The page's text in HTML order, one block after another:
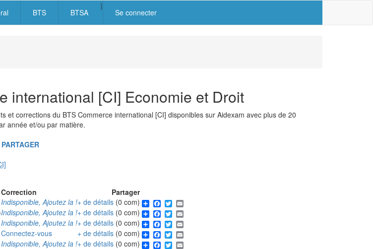
BTS BTSA
|
Se connecter
international [CI] Economie et Droit
et corrections du BTS Commerce international [CI] disponibles sur Aidexam avec plus de 20
année et/ou par matière.
PARTAGER
Correction
Partager
Indisponible, Ajoutez la !+ de détails (0 com) ShareFacebook
TwitterEmail
Indisponible, Ajoutez la !+ de détails (0 com) ShareFacebook
TwitterEmail
Indisponible, Ajoutez la !+ de détails (0 com) ShareFacebook
TwitterEmail
Connectez-vous + de détails (0 com) ShareFacebook
TwitterEmail
Indisponible, Ajoutez la !+ de détails (0 com) ShareFacebook
TwitterEmail